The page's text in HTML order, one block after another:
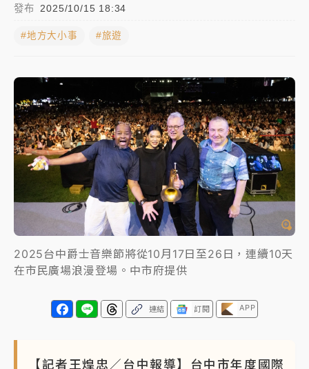
女律師陳昱瑄詐慈濟10億！黃金158kg遭查扣畫面曝光
旅局回應了
中信慈善基金會想增加董事人數！辜仲諒向法院聲請遭
駁 理由曝光
故宮《龍藏經》特展第2檔！今線上預約開賣一度塞車
周六起展出延長至晚上7時
台東農業處長涉圖利渡假村！東檢抗告成功 今重開羈
押庭
雨熱區曝
發布 2025/10/15 18:34
#地方大小事 #旅遊
2025台中爵士音樂節將從10月17日至26日，連續10天
在市民廣場浪漫登場。中市府提供
連結 訂閱 APP
【記者王煌忠／台中報導】台中市年度國際